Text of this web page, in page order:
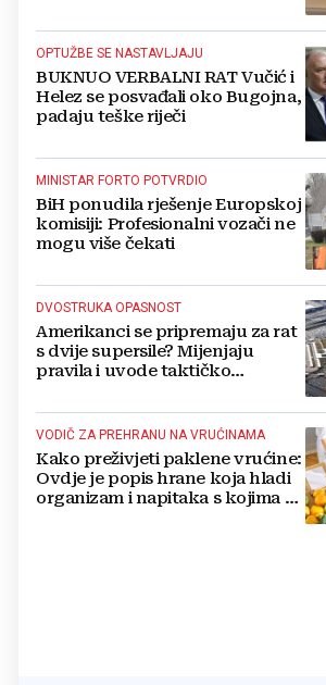
OPTUŽBE SE NASTAVLJAJU
BUKNUO VERBALNI RAT Vučić i
Helez se posvađali oko Bugojna,
padaju teške riječi
MINISTAR FORTO POTVRDIO
BiH ponudila rješenje Europskoj
komisiji: Profesionalni vozači ne
mogu više čekati
DVOSTRUKA OPASNOST
Amerikanci se pripremaju za rat
s dvije supersile? Mijenjaju
pravila i uvode taktičko
VODIČ ZA PREHRANU NA VRUĆINAMA
Kako preživjeti paklene vrućine:
Ovdje je popis hrane koja hladi
organizam i napitaka s kojima si